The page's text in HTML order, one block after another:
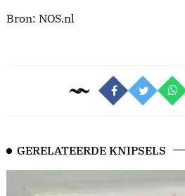
Bron: NOS.nl
GERELATEERDE KNIPSELS